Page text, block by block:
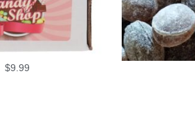
$9.99